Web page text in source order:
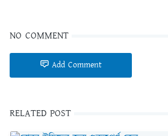
NO COMMENT
Add Comment
RELATED POST